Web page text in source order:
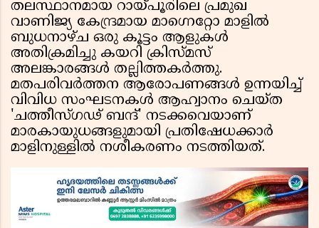
തലസ്ഥാനമായ റായ്പൂരിലെ പ്രമുഖ
വാണിജ്യ കേന്ദ്രമായ മാഗ്നെറ്റോ മാളിൽ
ബുധനാഴ്ച ഒരു കൂട്ടം ആളുകൾ
അതിക്രമിച്ചു കയറി ക്രിസ്മസ്
അലങ്കാരങ്ങൾ തല്ലിത്തകർത്തു.
മതപരിവർത്തന ആരോപണങ്ങൾ ഉന്നയിച്ച്
വിവിധ സംഘടനകൾ ആഹ്വാനം ചെയ്ത
'ചത്തീസ്ഗഢ് ബന്ദ്' നടക്കവെയാണ്
മാരകായുധങ്ങളുമായി പ്രതിഷേധക്കാർ
മാളിനുള്ളിൽ നശീകരണം നടത്തിയത്.